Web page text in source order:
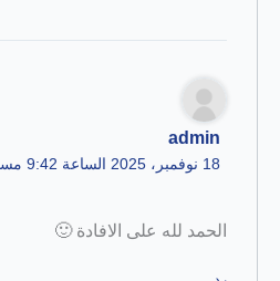
admin
18 نوفمبر، 2025 الساعة 9:42 مساءً
الحمد لله على الافادة 🙂